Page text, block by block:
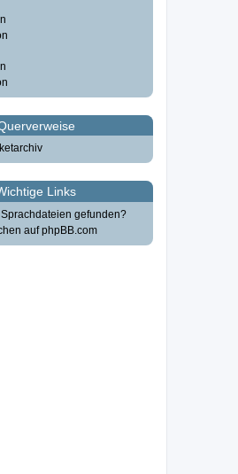
Links
gefunden?
auf phpBB.com